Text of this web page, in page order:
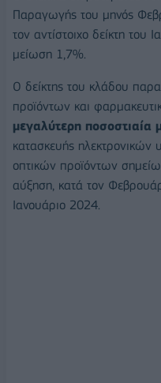
Παραγωγής του μηνός
τον αντίστοιχο δείκτη
μείωση 1,7%.
Ο δείκτης του κλάδου
προϊόντων και
μεγαλύτερη ποσοστιαία
κατασκευής ηλεκτρονικών
οπτικών προϊόντων
αύξηση, κατά τον
Ιανουάριο 2024.